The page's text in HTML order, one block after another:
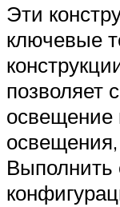
Эти
ключевые
позволяет
освещение
Выполнить